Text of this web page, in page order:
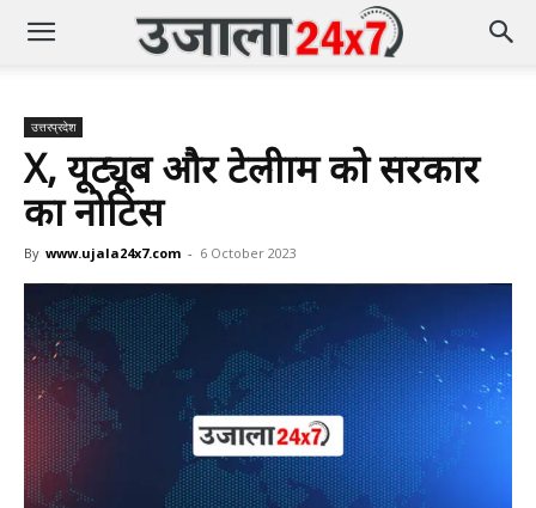
उत्तरप्रदेश
X, यूट्यूब और टेलीग्राम को सरकार
का नोटिस
By www.ujala24x7.com - 6 October 2023